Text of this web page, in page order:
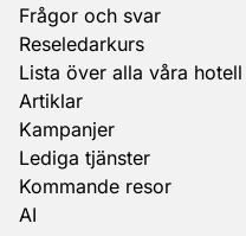
Frågor och svar
Reseledarkurs
Lista över alla våra hotell
Artiklar
Kampanjer
Lediga tjänster
Kommande resor
AI